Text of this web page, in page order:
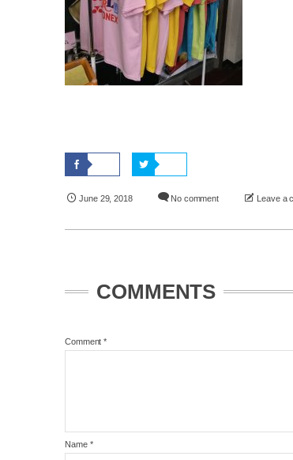
June 29,2018 No comment Leave a
COMMENTS
Comment *
Name *